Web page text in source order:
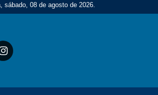
sábado, 08 de agosto de 2026.